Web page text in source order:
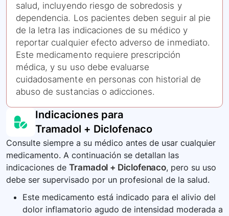
salud, incluyendo riesgo de sobredosis y
dependencia. Los pacientes deben seguir al pie
de la letra las indicaciones de su médico y
reportar cualquier efecto adverso de inmediato.
Este medicamento requiere prescripción
médica, y su uso debe evaluarse
cuidadosamente en personas con historial de
abuso de sustancias o adicciones.
Indicaciones para
Tramadol + Diclofenaco
Consulte siempre a su médico antes de usar cualquier
medicamento. A continuación se detallan las
indicaciones de Tramadol + Diclofenaco, pero su uso
debe ser supervisado por un profesional de la salud.
Este medicamento está indicado para el alivio del
dolor inflamatorio agudo de intensidad moderada a